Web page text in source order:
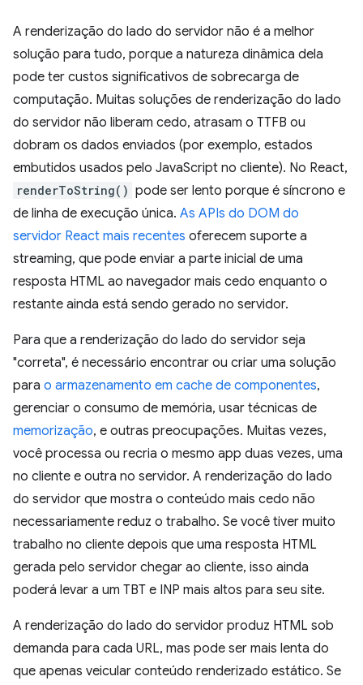
A renderização do lado do servidor não é a melhor
solução para tudo, porque a natureza dinâmica dela
pode ter custos significativos de sobrecarga de
computação. Muitas soluções de renderização do lado
do servidor não liberam cedo, atrasam o TTFB ou
dobram os dados enviados (por exemplo, estados
embutidos usados pelo JavaScript no cliente). No React,
renderToString() pode ser lento porque é síncrono e
de linha de execução única. As APIs do DOM do
servidor React mais recentes oferecem suporte a
streaming, que pode enviar a parte inicial de uma
resposta HTML ao navegador mais cedo enquanto o
restante ainda está sendo gerado no servidor.
Para que a renderização do lado do servidor seja
"correta", é necessário encontrar ou criar uma solução
para o armazenamento em cache de componentes,
gerenciar o consumo de memória, usar técnicas de
memorização, e outras preocupações. Muitas vezes,
você processa ou recria o mesmo app duas vezes, uma
no cliente e outra no servidor. A renderização do lado
do servidor que mostra o conteúdo mais cedo não
necessariamente reduz o trabalho. Se você tiver muito
trabalho no cliente depois que uma resposta HTML
gerada pelo servidor chegar ao cliente, isso ainda
poderá levar a um TBT e INP mais altos para seu site.
A renderização do lado do servidor produz HTML sob
demanda para cada URL, mas pode ser mais lenta do
que apenas veicular conteúdo renderizado estático. Se